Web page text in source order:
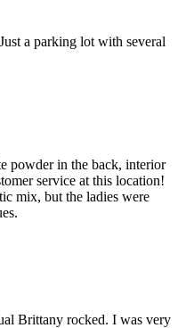
a parking lot with several
powder in the back, interior
service at this location!
mix, but the ladies were
Brittany rocked. I was very